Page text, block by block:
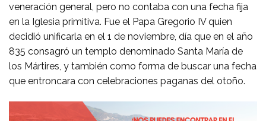
veneración general, pero no contaba con una fecha fija
en la Iglesia primitiva. Fue el Papa Gregorio IV quien
decidió unificarla en el 1 de noviembre, día que en el año
835 consagró un templo denominado Santa María de
los Mártires, y también como forma de buscar una fecha
que entroncara con celebraciones paganas del otoño.